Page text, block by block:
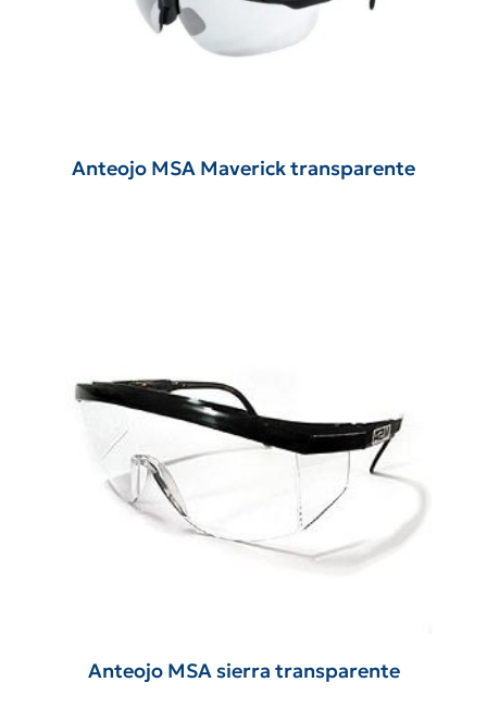
Anteojo MSA Maverick transparente
Anteojo MSA sierra transparente